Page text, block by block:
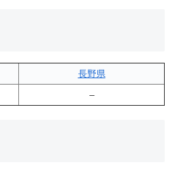
長野県
–